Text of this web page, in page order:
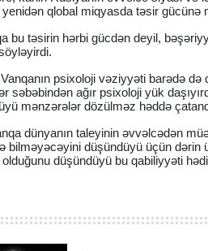
qlobal miqyasda təsir gücünə
bu təsirin hərbi gücdən deyil,
psixoloji vəziyyəti barədə də
səbəbindən ağır psixoloji yük
mənzərələr dözülməz həddə
dünyanın taleyinin əvvəlcədən
bilməyəcəyini düşündüyü üçün dərin
düşündüyü bu qabiliyyəti